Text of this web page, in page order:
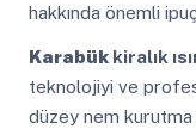
hakkında önemli
Karabükkiralık
teknolojiyi ve
düzey nem